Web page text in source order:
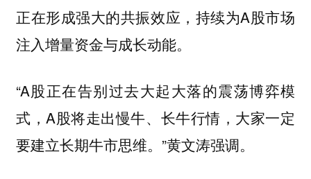
正在形成强大的共振效应，持续为A股市场
注入增量资金与成长动能。
“A股正在告别过去大起大落的震荡博弈模
式，A股将走出慢牛、长牛行情，大家一定
要建立长期牛市思维。”黄文涛强调。